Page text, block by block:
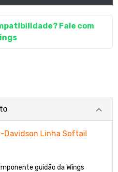
Fale com
Davidson Linha Softail
guidão da Wings